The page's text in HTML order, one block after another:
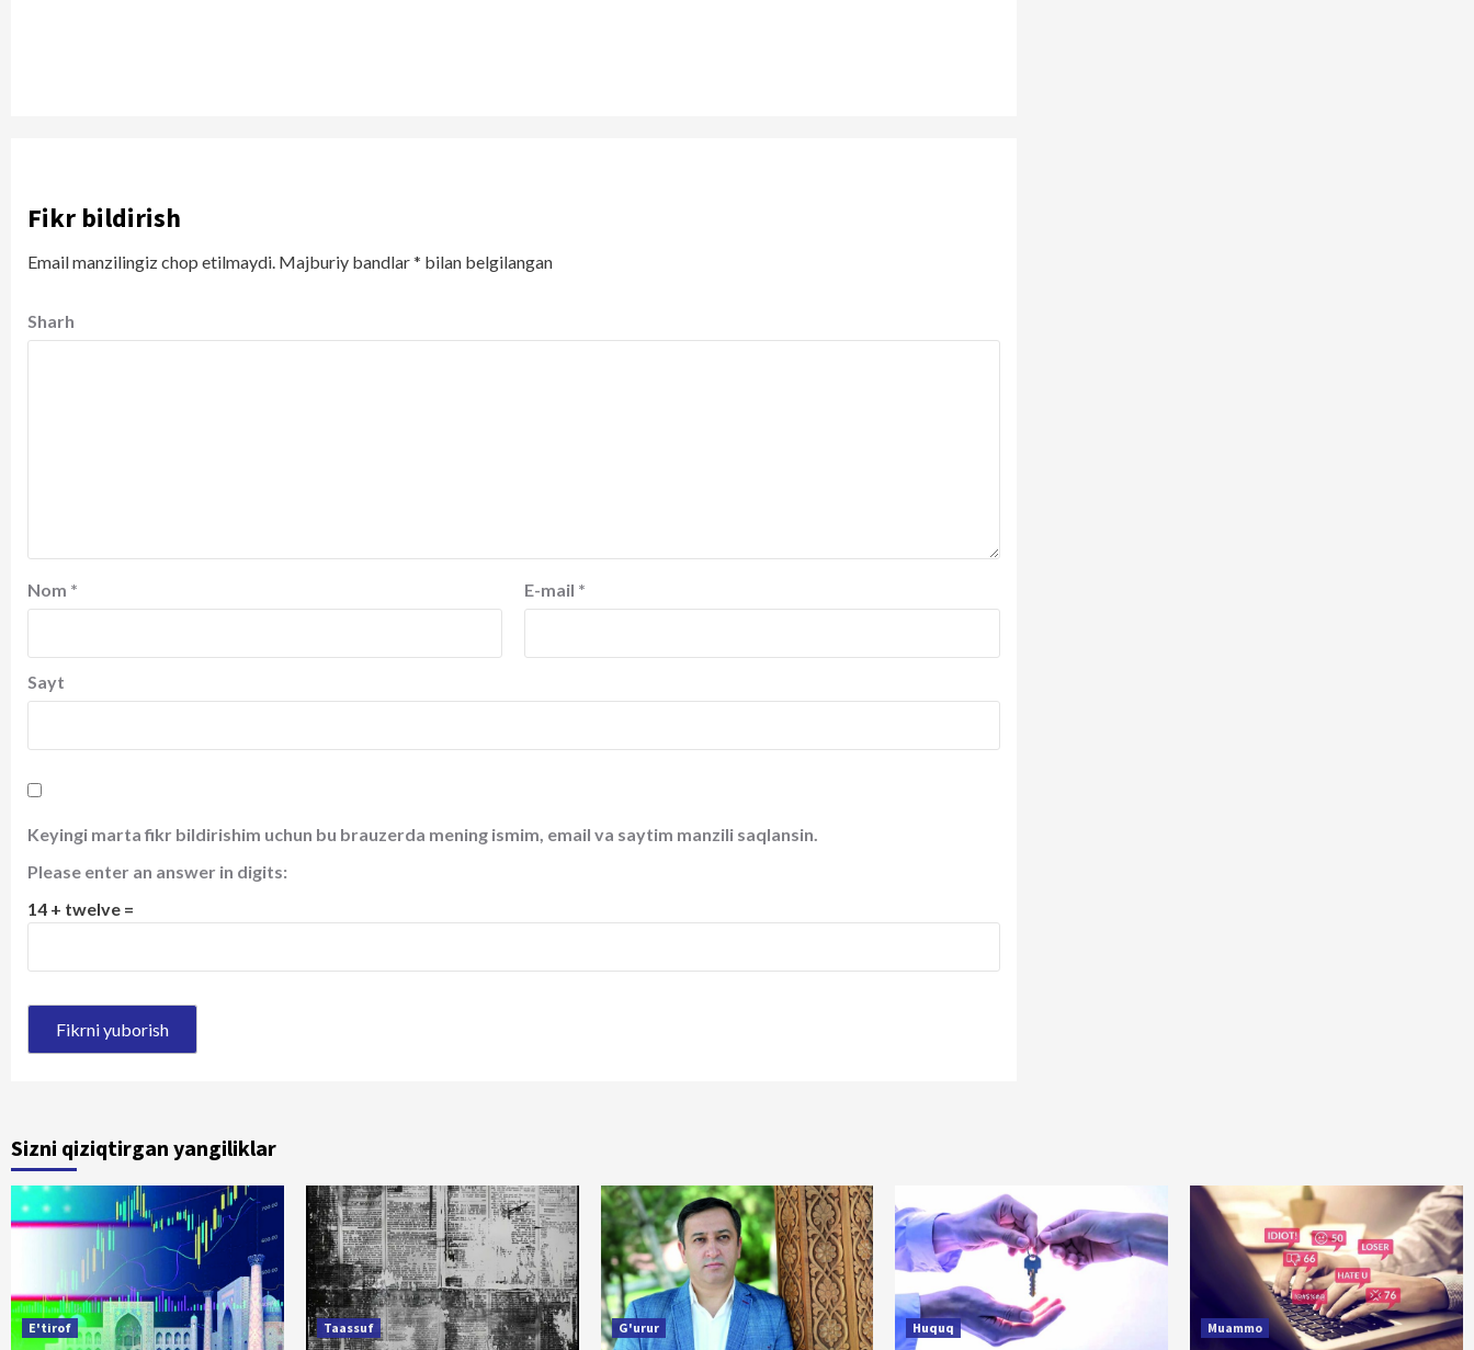
Fikr bildirish
Email manzilingiz chop etilmaydi. Majburiy bandlar* bilan belgilangan
Sharh
Nom * E-mail *
Sayt
Keyingi marta fikr bildirishim uchun bu brauzerda mening ismim, email va saytim manzili saqlansin.
Please enter an answer in digits:
14 + twelve =
Sizni qiziqtirgan yangiliklar
E'tirof Taassuf G'urur Huquq Muammo